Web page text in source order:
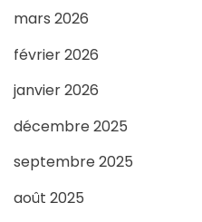
mars 2026
février 2026
janvier 2026
décembre 2025
septembre 2025
août 2025